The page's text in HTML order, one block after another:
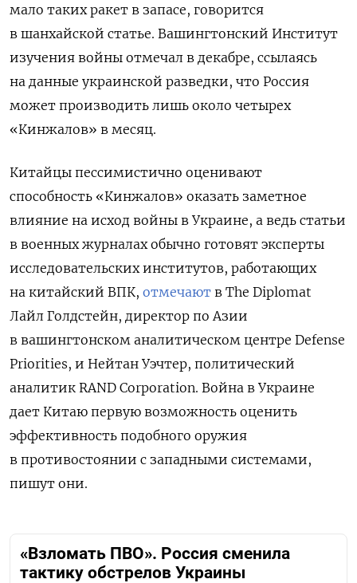
мало таких ракет в запасе, говорится
в шанхайской статье. Вашингтонский Институт
изучения войны отмечал в декабре, ссылаясь
на данные украинской разведки, что Россия
может производить лишь около четырех
«Кинжалов» в месяц.
Китайцы пессимистично оценивают
способность «Кинжалов» оказать заметное
влияние на исход войны в Украине, а ведь статьи
в военных журналах обычно готовят эксперты
исследовательских институтов, работающих
на китайский ВПК, отмечают в The Diplomat
Лайл Голдстейн, директор по Азии
в вашингтонском аналитическом центре Defense
Priorities, и Нейтан Уэчтер, политический
аналитик RAND Corporation. Война в Украине
дает Китаю первую возможность оценить
эффективность подобного оружия
в противостоянии с западными системами,
пишут они.
«Взломать ПВО». Россия сменила
тактику обстрелов Украины